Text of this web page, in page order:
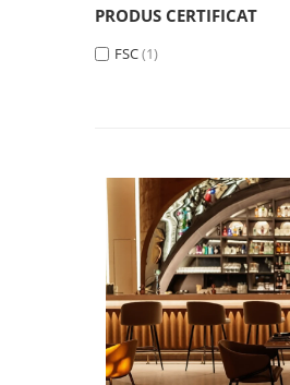
PRODUS CERTIFICAT
FSC(1)